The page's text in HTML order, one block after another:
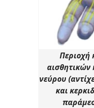
Περιοχή
νεύρου
και